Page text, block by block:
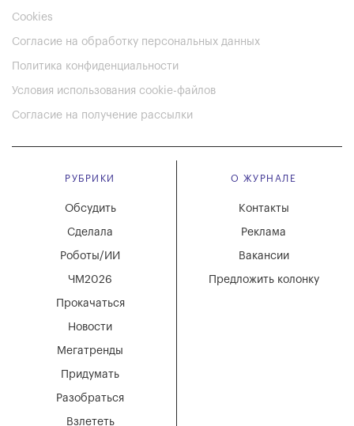
Cookies
Согласие на обработку персональных данных
Политика конфиденциальности
Условия использования cookie-файлов
Согласие на получение рассылки
РУБРИКИ
Мегатренды
Придумать
Разобраться
Взлететь
Новости
Обсудить
Сделала
Роботы/ИИ
ЧМ2026
Прокачаться
О ЖУРНАЛЕ
Вакансии
Реклама
Контакты
Предложить колонку